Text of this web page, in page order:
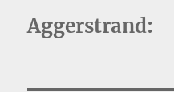
Aggerstrand: